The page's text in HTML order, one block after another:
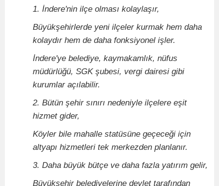
1. İndere'nin ilçe olması kolaylaşır,
Büyükşehirlerde yeni ilçeler kurmak hem daha
kolaydır hem de daha fonksiyonel işler.
İndere'ye belediye, kaymakamlık, nüfus
müdürlüğü, SGK şubesi, vergi dairesi gibi
kurumlar açılabilir.
2. Bütün şehir sınırı nedeniyle ilçelere eşit
hizmet gider,
Köyler bile mahalle statüsüne geçeceği için
altyapı hizmetleri tek merkezden planlanır.
3. Daha büyük bütçe ve daha fazla yatırım gelir,
Büyükşehir belediyelerine devlet tarafından